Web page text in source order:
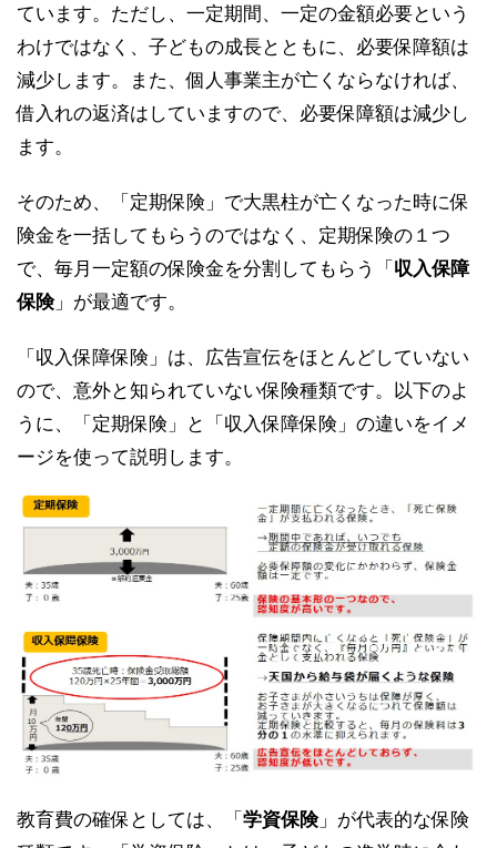
ています。ただし、一定期間、一定の金額必要という
わけではなく、子どもの成長とともに、必要保障額は
減少します。また、個人事業主が亡くならなければ、
借入れの返済はしていますので、必要保障額は減少し
ます。
そのため、「定期保険」で大黒柱が亡くなった時に保
険金を一括してもらうのではなく、定期保険の１つ
で、毎月一定額の保険金を分割してもらう「収入保障
保険」が最適です。
「収入保障保険」は、広告宣伝をほとんどしていない
ので、意外と知られていない保険種類です。以下のよ
うに、「定期保険」と「収入保障保険」の違いをイメ
ージを使って説明します。
教育費の確保としては、「学資保険」が代表的な保険